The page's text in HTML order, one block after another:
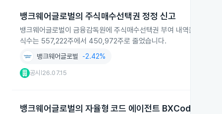
뱅크웨어글로벌의 주식매수선택권 정정 신고
뱅크웨어글로벌이 금융감독원에 주식매수선택권 부여 내역을 정정
식수는 557,222주에서 450,972주로 줄었습니다.
뱅크웨어글로벌 -2.42%
공시 26.07.15
뱅크웨어글로벌의 자율형 코드 에이전트 BXCode